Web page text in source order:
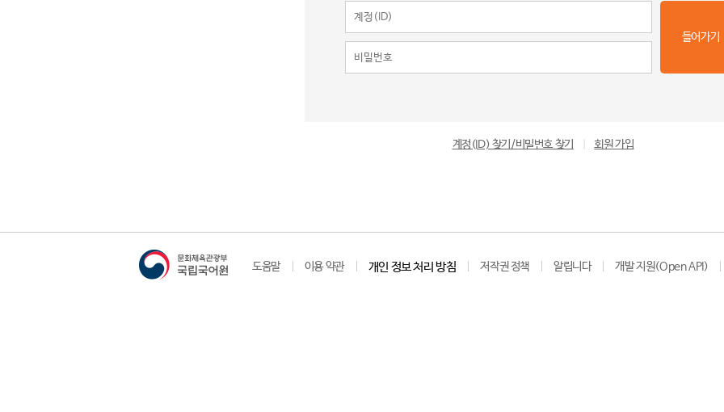
들어가기
계정(ID) 찾기/비밀번호 찾기 회원 가입
도움말 이용 약관 개인 정보 처리 방침 저작권 정책 알립니다 개발 지원(Open API)